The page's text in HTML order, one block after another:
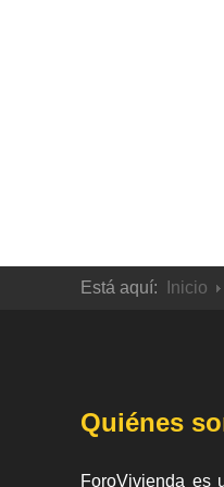
Está aquí: Inicio
Quiénes
ForoVivienda es